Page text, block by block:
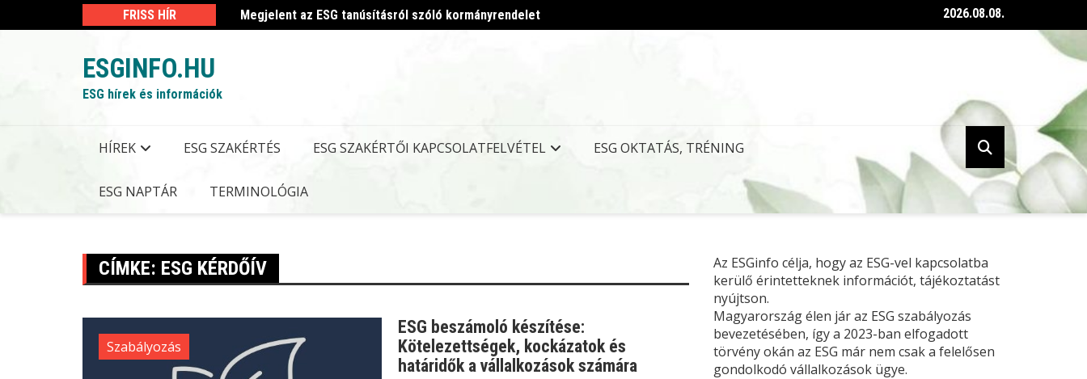
to
FRISS HÍR Megjelent az ESG tanúsításról szóló kormányrendelet Megjelent az ESG tanúsításról szóló kormányrendelet
2026.08.08.
ESGINFO.HU
ESG hírek és információk
HÍREK ESG SZAKÉRTÉS ESG SZAKÉRTŐI KAPCSOLATFELVÉTEL ESG OKTATÁS, TRÉNING
ESG NAPTÁR TERMINOLÓGIA
CÍMKE: ESG KÉRDŐÍV
Szabályozás
ESG beszámoló készítése:
Kötelezettségek, kockázatok és
határidők a vállalkozások számára
Az ESGinfo célja, hogy az ESG-vel kapcsolatba
kerülő érintetteknek információt, tájékoztatást
nyújtson.
Magyarország élen jár az ESG szabályozás
bevezetésében, így a 2023-ban elfogadott
törvény okán az ESG már nem csak a felelősen
gondolkodó vállalkozások ügye.